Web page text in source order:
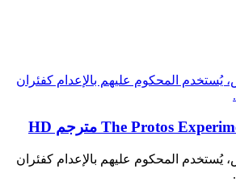
يُستخدم المحكوم عليهم بالإعدام كفئران
يُستخدم المحكوم عليهم بالإعدام كفئران